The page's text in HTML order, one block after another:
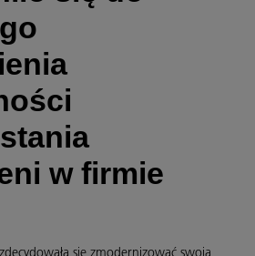
w firmie
się zmodernizować swoją